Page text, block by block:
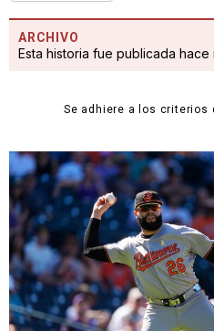
ARCHIVO
Esta historia fue publicada hace
Se adhiere a los criterios